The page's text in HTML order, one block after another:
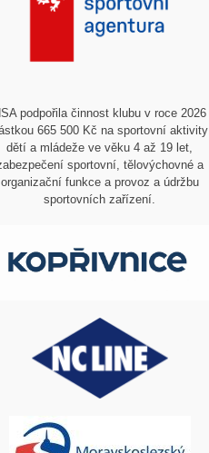
podpořila činnost klubu v roce 2026
665 500 Kč na sportovní aktivity
dětí a mládeže ve věku 4 až 19 let,
sportovní, tělovýchovné a
organizační funkce a provoz a údržbu
sportovních zařízení.